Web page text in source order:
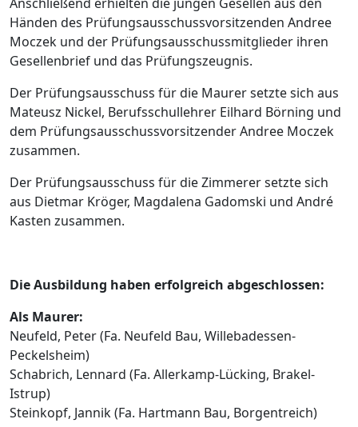
Händen des Prüfungsausschussvorsitzenden Andree
Moczek und der Prüfungsausschussmitglieder ihren
Gesellenbrief und das Prüfungszeugnis.
Der Prüfungsausschuss für die Maurer setzte sich aus
Mateusz Nickel, Berufsschullehrer Eilhard Börning und
dem Prüfungsausschussvorsitzender Andree Moczek
zusammen.
Der Prüfungsausschuss für die Zimmerer setzte sich
aus Dietmar Kröger, Magdalena Gadomski und André
Kasten zusammen.
Die Ausbildung haben erfolgreich abgeschlossen:
Als Maurer:
Neufeld, Peter (Fa. Neufeld Bau, Willebadessen-
Peckelsheim)
Schabrich, Lennard (Fa. Allerkamp-Lücking, Brakel-
Istrup)
Steinkopf, Jannik (Fa. Hartmann Bau, Borgentreich)